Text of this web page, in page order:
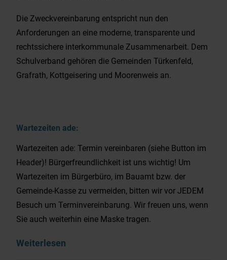
Wartezeiten ade:
Wartezeiten ade: Termin vereinbaren (siehe Button im
Header)! Bürgerfreundlichkeit ist uns wichtig! Um
Wartezeiten im Bürgerbüro, im Bauamt bzw. der
Gemeinde-Kasse zu vermeiden, bitten wir vor JEDEM
Besuch um Terminvereinbarung. Wir freuen uns, wenn
Sie auch weiterhin eine Maske tragen.
Weiterlesen
Die Zweckvereinbarung entspricht nun den
Anforderungen an eine moderne, transparente und
rechtssichere interkommunale Zusammenarbeit. Dem
Schulverband gehören die Gemeinden Türkenfeld,
Grafrath, Kottgeisering und Moorenweis an.